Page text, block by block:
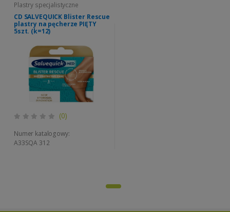
Plastry specjalistyczne
CD SALVEQUICK Blister Rescue
plastry na pęcherze PIĘTY
5szt. (k=12)
(0)
Numer katalogowy:
A33SQA 312